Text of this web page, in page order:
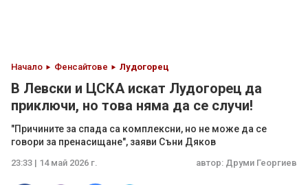
Начало Фенсайтове Лудогорец
В Левски и ЦСКА искат Лудогорец да
приключи, но това няма да се случи!
"Причините за спада са комплексни, но не може да се
говори за пренасищане", заяви Съни Дяков
23:33 | 14 май 2026 г. автор: Друми Георгиев